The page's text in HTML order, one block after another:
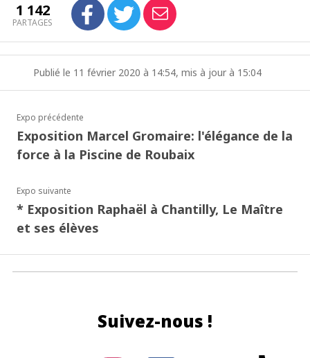
1 142
PARTAGES
Publié le 11 février 2020 à 14:54, mis à jour à 15:04
Expo précédente
Exposition Marcel Gromaire: l'élégance de la
force à la Piscine de Roubaix
Expo suivante
* Exposition Raphaël à Chantilly, Le Maître
et ses élèves
Suivez-nous !